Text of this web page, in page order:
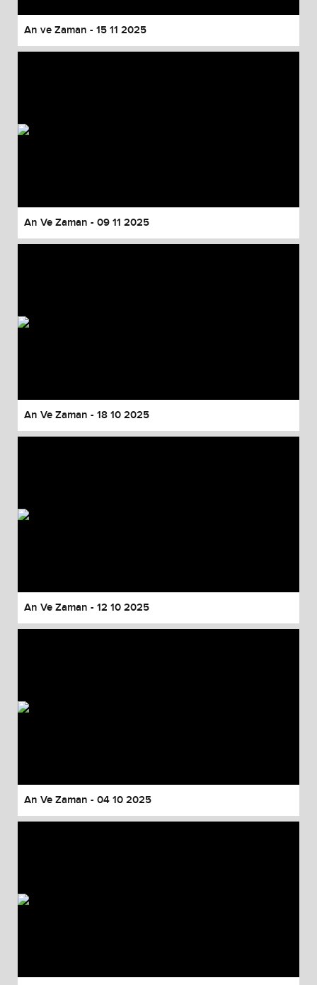
An ve Zaman - 15 11 2025
An Ve Zaman - 09 11 2025
An Ve Zaman - 18 10 2025
An Ve Zaman - 12 10 2025
An Ve Zaman - 04 10 2025